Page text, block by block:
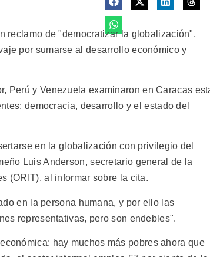
reclamo de "democratizar la globalización",
por sumarse al desarrollo económico y
Perú y Venezuela examinaron en Caracas
democracia, desarrollo y el estado del
en la globalización con privilegio del
Luis Anderson, secretario general de la
(ORIT), al informar sobre la cita.
en la persona humana, y por ello las
representativas, pero son endebles".
hay muchos más pobres ahora que